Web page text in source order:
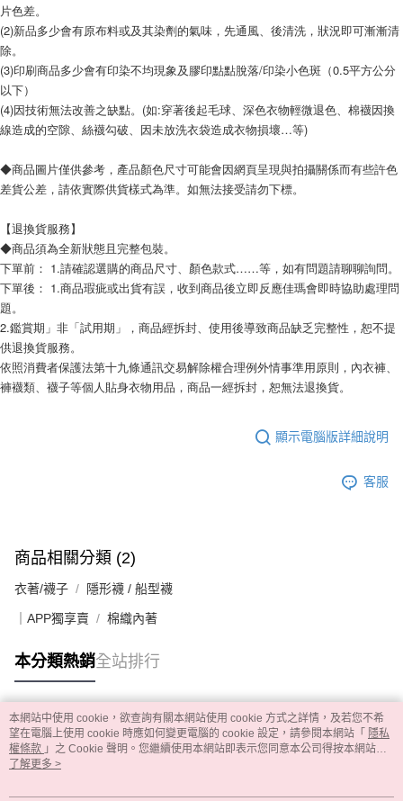
片色差。
(2)新品多少會有原布料或及其染劑的氣味，先通風、後清洗，狀況即可漸漸清
除。
(3)印刷商品多少會有印染不均現象及膠印點點脫落/印染小色斑（0.5平方公分
以下）
(4)因技術無法改善之缺點。(如:穿著後起毛球、深色衣物輕微退色、棉襪因換
線造成的空隙、絲襪勾破、因未放洗衣袋造成衣物損壞…等)
◆商品圖片僅供參考，產品顏色尺寸可能會因網頁呈現與拍攝關係而有些許色
差貨公差，請依實際供貨樣式為準。如無法接受請勿下標。
【退換貨服務】
◆商品須為全新狀態且完整包裝。
下單前： 1.請確認選購的商品尺寸、顏色款式……等，如有問題請聊聊詢問。
下單後： 1.商品瑕疵或出貨有誤，收到商品後立即反應佳瑪會即時協助處理問
題。
2.鑑賞期」非「試用期」，商品經拆封、使用後導致商品缺乏完整性，恕不提
供退換貨服務。
依照消費者保護法第十九條通訊交易解除權合理例外情事準用原則，內衣褲、
褲襪類、襪子等個人貼身衣物用品，商品一經拆封，恕無法退換貨。
顯示電腦版詳細說明
客服
商品相關分類 (2)
衣著/襪子 隱形襪 / 船型襪
｜APP獨享賣 棉織內著
本分類熱銷全站排行
熱門標籤
本網站中使用 cookie，欲查詢有關本網站使用 cookie 方式之詳情，及若您不希
望在電腦上使用 cookie 時應如何變更電腦的 cookie 設定，請參閱本網站「 隱私
權條款 」之 Cookie 聲明。您繼續使用本網站即表示您同意本公司得按本網站使
用條款之 Cookie 聲明使用 cookie。
了解更多 >